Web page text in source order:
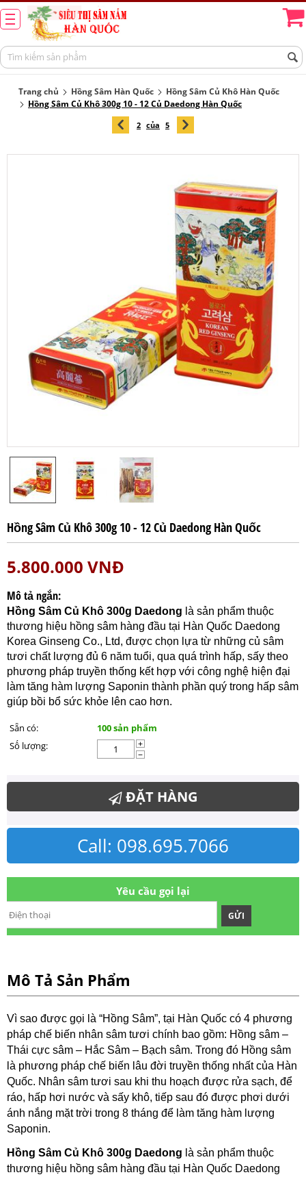
Trang chủ Hồng Sâm Hàn Quốc
Hồng Sâm Củ Khô Hàn Quốc
Hồng Sâm Củ Khô 300g 10 - 12 Củ Daedong Hàn Quốc
2 của 5
Hồng Sâm Củ Khô 300g 10 - 12 Củ Daedong Hàn Quốc
5.800.000 VNĐ
Mô tả ngắn:
Hồng Sâm Củ Khô 300g Daedong là sản phẩm thuộc
thương hiệu hồng sâm hàng đầu tại Hàn Quốc Daedong
Korea Ginseng Co., Ltd, được chọn lựa từ những củ sâm
tươi chất lượng đủ 6 năm tuổi, qua quá trình hấp, sấy theo
phương pháp truyền thống kết hợp với công nghệ hiện đại
làm tăng hàm lượng Saponin thành phần quý trong hấp sâm
giúp bồi bổ sức khỏe lên cao hơn.
Sẵn có:
100 sản phẩm
Số lượng:
+
−
ĐẶT HÀNG
Call: 098.695.7066
Yêu cầu gọi lại
GỬI
Mô Tả Sản Phẩm
Vì sao được gọi là “Hồng Sâm”, tại Hàn Quốc có 4 phương
pháp chế biến nhân sâm tươi chính bao gồm: Hồng sâm –
Thái cực sâm – Hắc Sâm – Bạch sâm. Trong đó Hồng sâm
là phương pháp chế biến lâu đời truyền thống nhất của Hàn
Quốc. Nhân sâm tươi sau khi thu hoạch được rửa sạch, để
ráo, hấp hơi nước và sấy khô, tiếp sau đó được phơi dưới
ánh nắng mặt trời trong 8 tháng để làm tăng hàm lượng
Saponin.
Hồng Sâm Củ Khô 300g Daedong là sản phẩm thuộc
thương hiệu hồng sâm hàng đầu tại Hàn Quốc Daedong